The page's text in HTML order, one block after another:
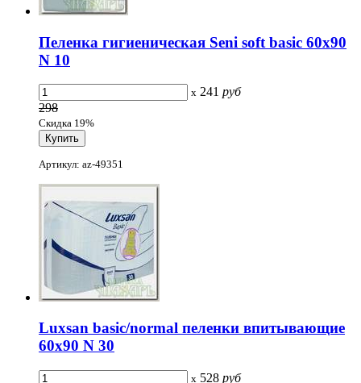
Пеленка гигиеническая Seni soft basic 60х90
N 10
x 241 руб
298
Скидка 19%
Артикул: az-49351
Luxsan basic/normal пеленки впитывающие
60х90 N 30
x 528 руб